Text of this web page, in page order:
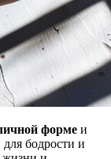
форме и
бодрости и